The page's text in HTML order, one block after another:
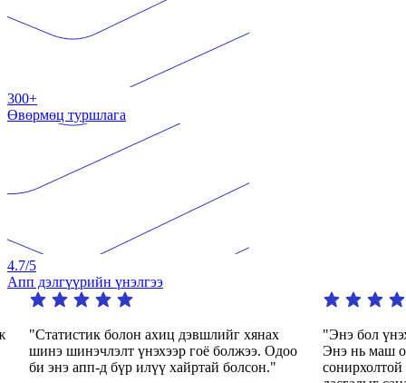
300+
Өвөрмөц туршлага
4.7/5
Апп дэлгүүрийн үнэлгээ
"Статистик болон ахиц дэвшлийг хянах
шинэ шинэчлэлт үнэхээр гоё болжээ. Одоо
би энэ апп-д бүр илүү хайртай болсон."
"Энэ бол
Энэ нь маш олон
сонирхолтой